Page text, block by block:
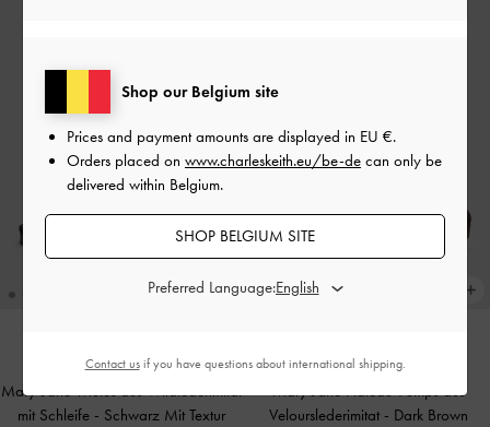
NEU
Mary-Jane-Mules aus Wildlederimitat
mit Schleife - Schwarz Mit Textur
NEU
Mary Jane Plateau-Pumps aus
Velourslederimitat - Dark Brown
Shop our Belgium site
Prices and payment amounts are displayed in EU €.
Orders placed on www.charleskeith.eu/be-de can only be
delivered within Belgium.
SHOP BELGIUM SITE
Preferred Language:
Contact usif you have questions about international shipping.